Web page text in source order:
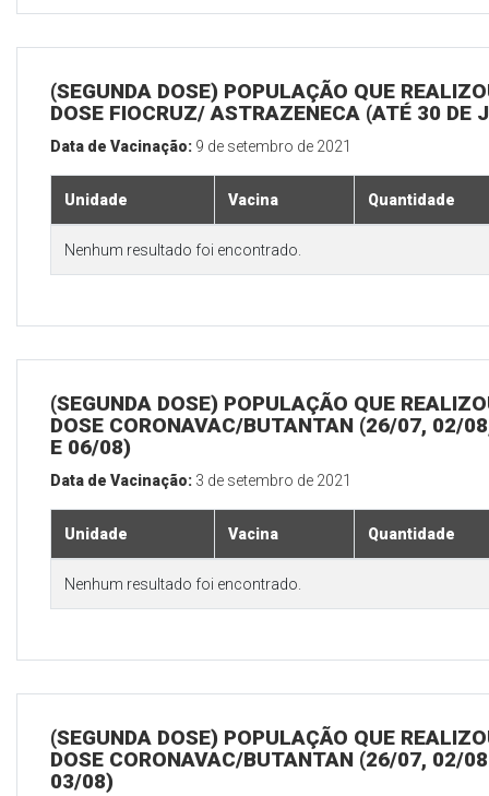
(SEGUNDA DOSE) POPULAÇÃO QUE
DOSE FIOCRUZ/ ASTRAZENECA (ATÉ 30 DE
Data de Vacinação: 9 de setembro de 2021
Unidade Vacina Quantidade
Nenhum resultado foi encontrado.
(SEGUNDA DOSE) POPULAÇÃO QUE
DOSE CORONAVAC/BUTANTAN (26/07, 02/
E 06/08)
Data de Vacinação: 3 de setembro de 2021
Unidade Vacina Quantidade
Nenhum resultado foi encontrado.
(SEGUNDA DOSE) POPULAÇÃO QUE
DOSE CORONAVAC/BUTANTAN (26/07, 02/
03/08)